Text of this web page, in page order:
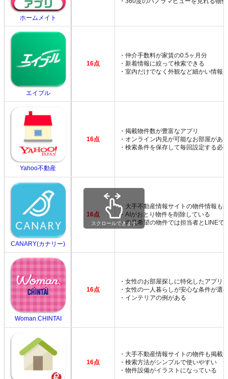
ホームメイト
エイブル
16点
・仲介手数料が家賃の0.5ヶ月分
・新着情報に絞って検索できる
・室内だけでなく外観など細かい情報
Yahoo不動産
16点
・掲載物件数が豊富なアプリ
・オンライン内見が可能なお部屋があ
・検索条件を保存して毎回設定する必
CANARY(カナリー)
16点
・大手不動産情報サイトの物件情報も
・AIがおとり物件を削除している
・内見希望の物件では担当者とLINEで
Woman.CHINTAI
16点
・女性のお部屋探しに特化したアプリ
・女性の一人暮らしが安心な条件が選
・インテリアの例がある
16点
・大手不動産情報サイトの物件も掲載
・検索方法がシンプルで使いやすい
・物件設備がイラストになっている
スクロールできます